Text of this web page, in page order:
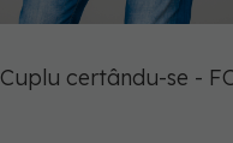
Cuplu certându-se -